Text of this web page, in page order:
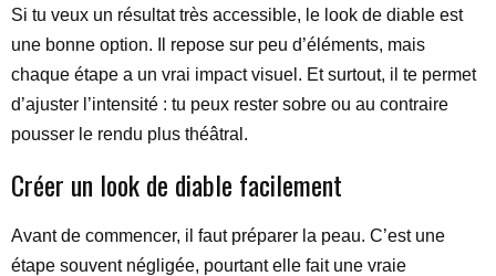
Si tu veux un résultat très accessible, le look de diable est
une bonne option. Il repose sur peu d’éléments, mais
chaque étape a un vrai impact visuel. Et surtout, il te permet
d’ajuster l’intensité : tu peux rester sobre ou au contraire
pousser le rendu plus théâtral.
Créer un look de diable facilement
Avant de commencer, il faut préparer la peau. C’est une
étape souvent négligée, pourtant elle fait une vraie